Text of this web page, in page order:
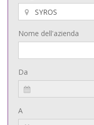
Nome dell'azienda
Da
A